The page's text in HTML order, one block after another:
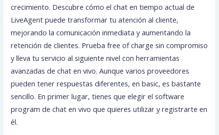
crecimiento. Descubre cómo el chat en tiempo actual de
LiveAgent puede transformar tu atención al cliente,
mejorando la comunicación inmediata y aumentando la
retención de clientes. Prueba free of charge sin compromiso
y lleva tu servicio al siguiente nivel con herramientas
avanzadas de chat en vivo. Aunque varios proveedores
pueden tener respuestas diferentes, en basic, es bastante
sencillo. En primer lugar, tienes que elegir el software
program de chat en vivo que quieres utilizar y registrarte en
él.